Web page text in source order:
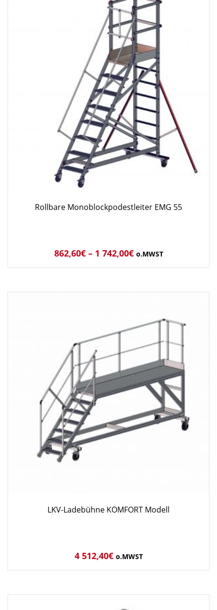
Rollbare Monoblockpodestleiter EMG 55
862,60€– 1 742,00€ o.MWST
LKV-Ladebühne KOMFORT Modell
4 512,40€ o.MWST